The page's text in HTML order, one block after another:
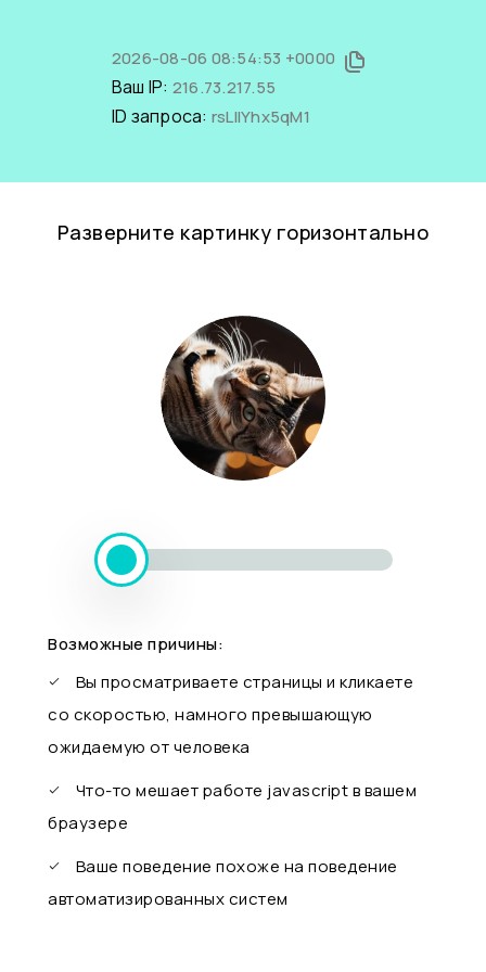
2026-08-06 08:54:53 +0000
Ваш IP: 216.73.217.55
ID запроса: rsLllYhx5qM1
Разверните картинку горизонтально
Возможные причины:
Вы просматриваете страницы и кликаете
со скоростью, намного превышающую
ожидаемую от человека
Что-то мешает работе javascript в вашем
браузере
Ваше поведение похоже на поведение
автоматизированных систем